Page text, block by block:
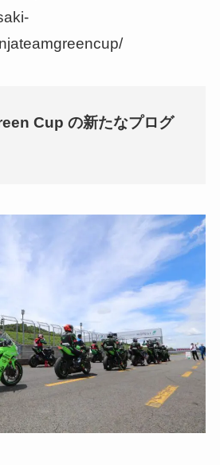
Cup の新たなプログ